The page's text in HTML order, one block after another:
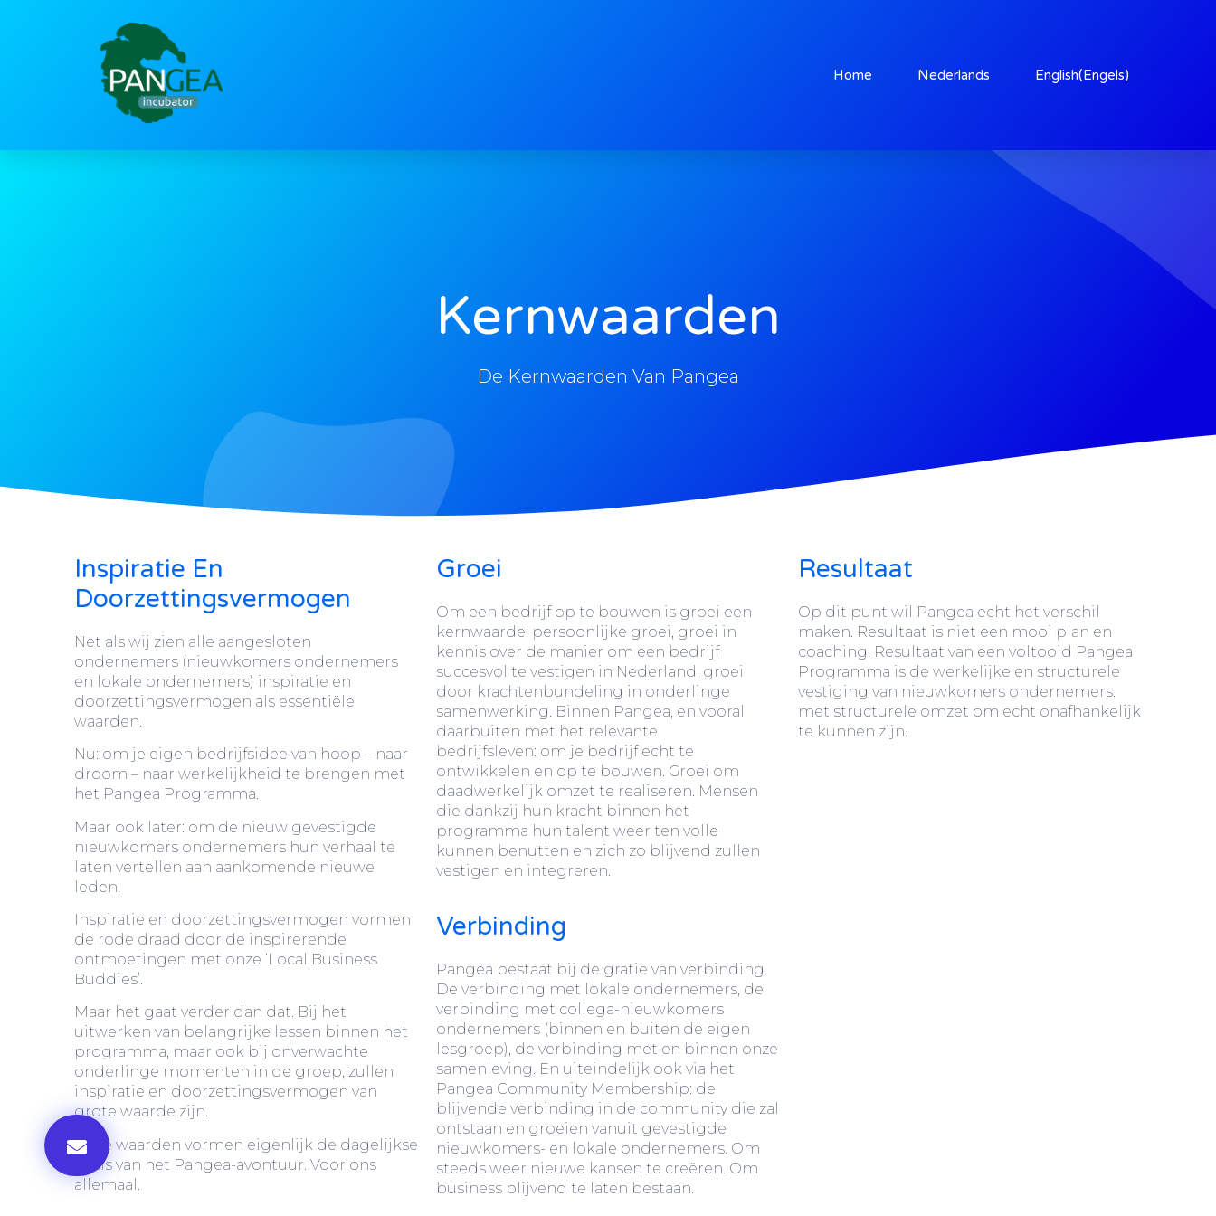
Home Nederlands English(Engels)
Kernwaarden
De Kernwaarden Van Pangea
Inspiratie En
Doorzettingsvermogen
Net als wij zien alle aangesloten
ondernemers (nieuwkomers ondernemers
en lokale ondernemers) inspiratie en
doorzettingsvermogen als essentiële
waarden.
Nu: om je eigen bedrijfsidee van hoop – naar
droom – naar werkelijkheid te brengen met
het Pangea Programma.
Maar ook later: om de nieuw gevestigde
nieuwkomers ondernemers hun verhaal te
laten vertellen aan aankomende nieuwe
leden.
Inspiratie en doorzettingsvermogen vormen
de rode draad door de inspirerende
ontmoetingen met onze ‘Local Business
Buddies’.
Maar het gaat verder dan dat. Bij het
uitwerken van belangrijke lessen binnen het
programma, maar ook bij onverwachte
onderlinge momenten in de groep, zullen
inspiratie en doorzettingsvermogen van
grote waarde zijn.
Deze waarden vormen eigenlijk de dagelijkse
basis van het Pangea-avontuur. Voor ons
allemaal.
Groei
Om een bedrijf op te bouwen is groei een
kernwaarde: persoonlijke groei, groei in
kennis over de manier om een bedrijf
succesvol te vestigen in Nederland, groei
door krachtenbundeling in onderlinge
samenwerking. Binnen Pangea, en vooral
daarbuiten met het relevante
bedrijfsleven: om je bedrijf echt te
ontwikkelen en op te bouwen. Groei om
daadwerkelijk omzet te realiseren. Mensen
die dankzij hun kracht binnen het
programma hun talent weer ten volle
kunnen benutten en zich zo blijvend zullen
vestigen en integreren.
Verbinding
Pangea bestaat bij de gratie van verbinding.
De verbinding met lokale ondernemers, de
verbinding met collega-nieuwkomers
ondernemers (binnen en buiten de eigen
lesgroep), de verbinding met en binnen onze
samenleving. En uiteindelijk ook via het
Pangea Community Membership: de
blijvende verbinding in de community die zal
ontstaan en groeien vanuit gevestigde
nieuwkomers- en lokale ondernemers. Om
steeds weer nieuwe kansen te creëren. Om
business blijvend te laten bestaan.
Resultaat
Op dit punt wil Pangea echt het verschil
maken. Resultaat is niet een mooi plan en
coaching. Resultaat van een voltooid Pangea
Programma is de werkelijke en structurele
vestiging van nieuwkomers ondernemers:
met structurele omzet om echt onafhankelijk
te kunnen zijn.